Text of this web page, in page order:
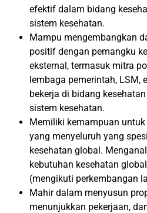
efektif dalam bidang
sistem kesehatan.
Mampu mengembangkan
positif dengan pemangku
eksternal, termasuk mitra
lembaga pemerintah, LSM,
bekerja di bidang
sistem kesehatan.
Memiliki kemampuan
yang menyeluruh yang
kesehatan global.
kebutuhan kesehatan
(mengikuti perkembangan
Mahir dalam menyusun
menunjukkan pekerjaan,